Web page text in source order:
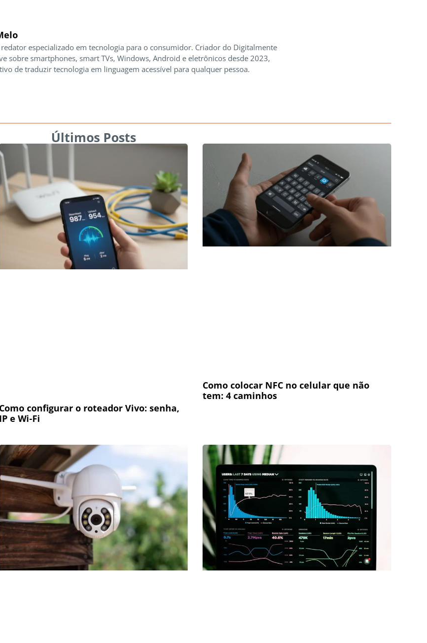
redator especializado em tecnologia para o consumidor. Criador do Digitalmente
sobre smartphones, smart TVs, Windows, Android e eletrônicos desde 2023,
de traduzir tecnologia em linguagem acessível para qualquer pessoa.
Últimos Posts
Como configurar o roteador Vivo: senha,
IP e Wi-Fi
Como colocar NFC no celular que não
tem: 4 caminhos